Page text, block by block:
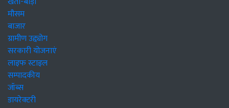
मौसम
बाजार
ग्रामीण उद्द्योग
सरकारी योजनाएं
लाइफ स्टाइल
सम्पादकीय
जॉब्स
डायरेक्टरी